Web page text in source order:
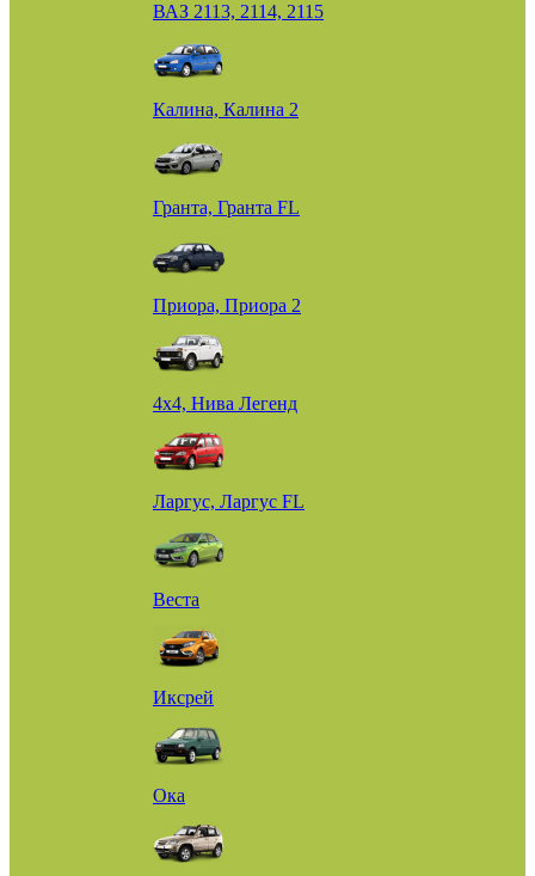
ВАЗ 2113, 2114, 2115
Калина, Калина 2
Гранта, Гранта FL
Приора, Приора 2
4х4, Нива Легенд
Ларгус, Ларгус FL
Веста
Иксрей
Ока